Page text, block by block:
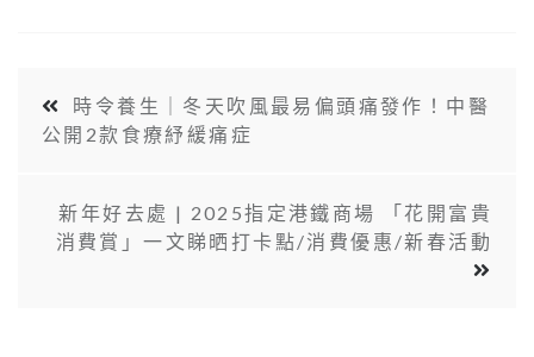
時令養生｜冬天吹風最易偏頭痛發作！中醫
公開2款食療紓緩痛症
新年好去處 | 2025指定港鐵商場 「花開富貴
消費賞」一文睇晒打卡點/消費優惠/新春活動